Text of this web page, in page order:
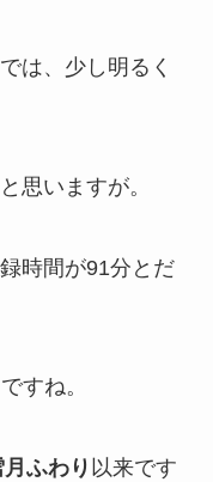
は、少し明るく
思いますが。
時間が91分とだ
すね。
ふわり 以来です